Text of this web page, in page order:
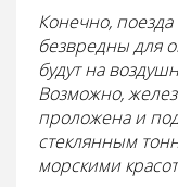
Конечно,
безвредны для
будут на
Возможно,
проложена и
стеклянным
морскими